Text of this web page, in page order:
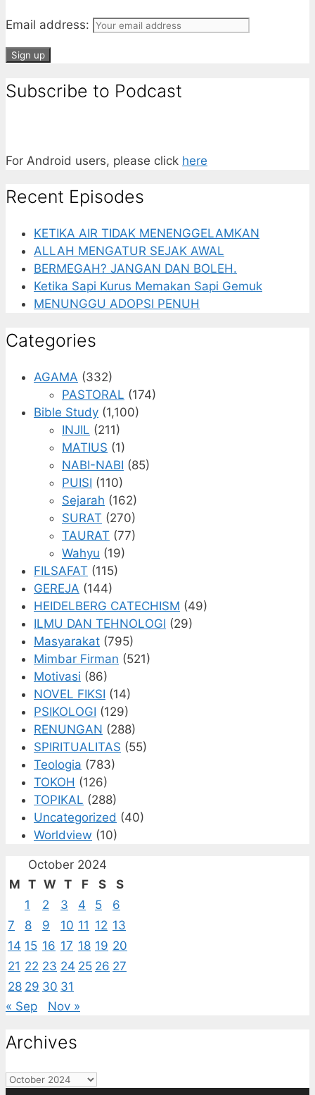
Email address:
Subscribe to Podcast
For Android users, please click here
Recent Episodes
KETIKA AIR TIDAK MENENGGELAMKAN
ALLAH MENGATUR SEJAK AWAL
BERMEGAH? JANGAN DAN BOLEH.
Ketika Sapi Kurus Memakan Sapi Gemuk
MENUNGGU ADOPSI PENUH
Categories
AGAMA (332)
PASTORAL (174)
Bible Study (1,100)
INJIL (211)
MATIUS (1)
NABI-NABI (85)
PUISI (110)
Sejarah (162)
SURAT (270)
TAURAT (77)
Wahyu (19)
FILSAFAT (115)
GEREJA (144)
HEIDELBERG CATECHISM (49)
ILMU DAN TEHNOLOGI (29)
Masyarakat (795)
Mimbar Firman (521)
Motivasi (86)
NOVEL FIKSI (14)
PSIKOLOGI (129)
RENUNGAN (288)
SPIRITUALITAS (55)
Teologia (783)
TOKOH (126)
TOPIKAL (288)
Uncategorized (40)
Worldview (10)
October 2024
M T W T F S
S
1
2 3 4 5
6
7
8 9 10 11 12 13
14 15 16 17 18 19 20
21 22 23 24 25 26 27
28 29 30 31
« Sep
Nov »
Archives
Archives